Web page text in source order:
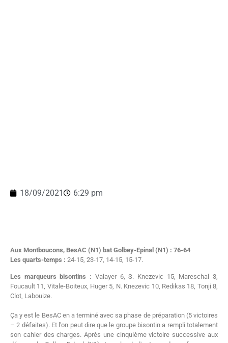
18/09/2021 6:29 pm
Aux Montboucons, BesAC (N1) bat Golbey-Epinal (N1) : 76-64
Les quarts-temps : 24-15, 23-17, 14-15, 15-17.
Les marqueurs bisontins : Valayer 6, S. Knezevic 15, Mareschal 3,
Foucault 11, Vitale-Boiteux, Huger 5, N. Knezevic 10, Redikas 18, Tonji 8,
Clot, Labouize.
Ça y est le BesAC en a terminé avec sa phase de préparation (5 victoires
– 2 défaites). Et l’on peut dire que le groupe bisontin a rempli totalement
son cahier des charges. Après une cinquième victoire successive aux